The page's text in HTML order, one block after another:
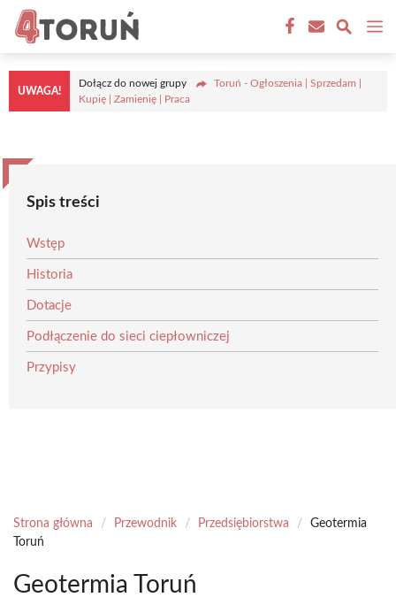
Przejdź
treści
UWAGA!
Dołącz do nowej grupy
Toruń - Ogłoszenia | Sprzedam |
Kupię | Zamienię | Praca
Spis treści
Wstęp
Historia
Dotacje
Podłączenie do sieci ciepłowniczej
Przypisy
Strona główna / Przewodnik / Przedsiębiorstwa /
Geotermia
Toruń
Geotermia Toruń